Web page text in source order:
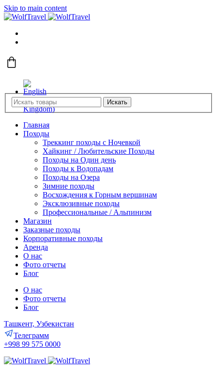
Skip to main content
Искать
Главная
Походы
Треккинг походы с Ночевкой
Хайкинг / Любительские Походы
Походы на Один день
Походы к Водопадам
Походы на Озера
Зимние походы
Восхождения к Горным вершинам
Эксклюзивные походы
Профессиональные / Альпинизм
Магазин
Заказные походы
Корпоративные походы
Аренда
О нас
Фото отчеты
Блог
О нас
Фото отчеты
Блог
Ташкент, Узбекистан
Телеграмм
+998 99 575 0000